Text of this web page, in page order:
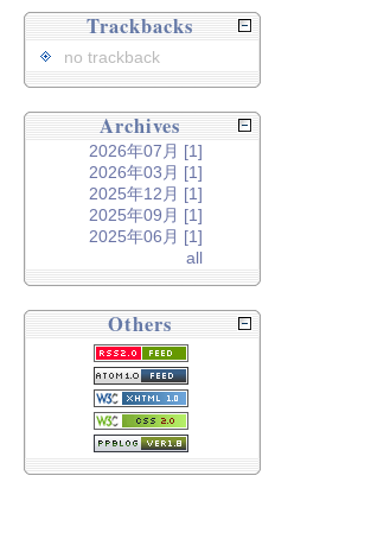
Trackbacks
no trackback
Archives
2026年07月 [1]
2026年03月 [1]
2025年12月 [1]
2025年09月 [1]
2025年06月 [1]
all
Others